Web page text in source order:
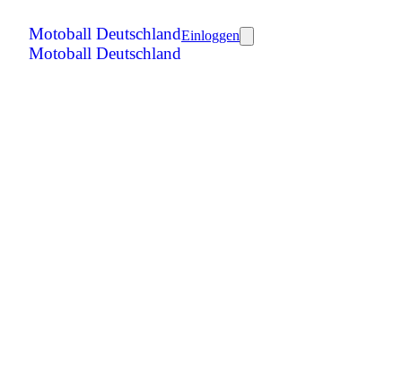
Motoball Deutschland
Motoball Deutschland
Einloggen